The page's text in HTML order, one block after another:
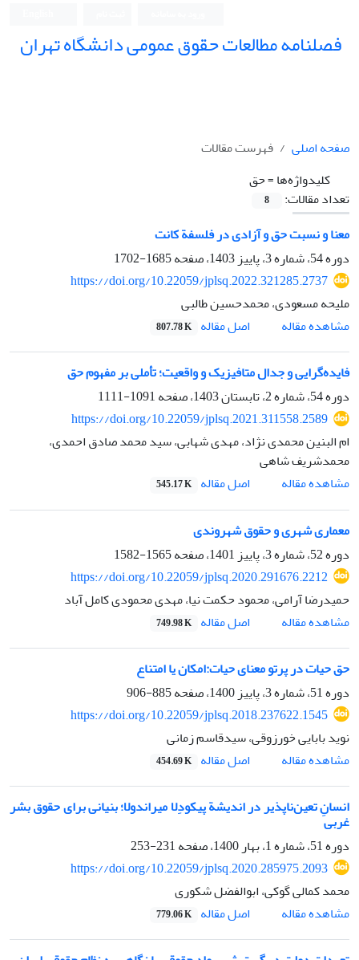
فصلنامه مطالعات حقوق عمومی دانشگاه تهران
صفحه اصلی
فهرست مقالات
کلیدواژه‌ها =حق
تعداد مقالات:
8
معنا و نسبت حق و آزادی در فلسفة کانت
دوره 54، شماره 3، پاییز 1403، صفحه
1685-1702
https://doi.org/10.22059/jplsq.2022.321285.2737
ملیحه مسعودی، محمدحسین طالبی
مشاهده مقاله
اصل مقاله 807.78 K
فایده‌گرایی و جدال متافیزیک و واقعیت؛ تأملی بر مفهوم حق
دوره 54، شماره 2، تابستان 1403، صفحه
1091-1111
https://doi.org/10.22059/jplsq.2021.311558.2589
ام البنین محمدی نژاد، مهدی شهابی، سید محمد صادق احمدی،
محمدشریف شاهی
مشاهده مقاله
اصل مقاله 545.17 K
معماری شهری و حقوق شهروندی
دوره 52، شماره 3، پاییز 1401، صفحه
1565-1582
https://doi.org/10.22059/jplsq.2020.291676.2212
حمیدرضا آرامی، محمود حکمت نیا، مهدی محمودی کامل آباد
مشاهده مقاله
اصل مقاله 749.98 K
حق حیات در پرتو معنای حیات:امکان یا امتناع
دوره 51، شماره 3، پاییز 1400، صفحه
885-906
https://doi.org/10.22059/jplsq.2018.237622.1545
نوید بابایی خورزوقی، سیدقاسم زمانی
مشاهده مقاله
اصل مقاله 454.69 K
انسانِ تعین‌ناپذیر در اندیشة پیکودِلا میراندولا؛ بنیانی برای حقوق بشر
غربی
دوره 51، شماره 1، بهار 1400، صفحه
231-253
https://doi.org/10.22059/jplsq.2020.285975.2093
محمد کمالی گوکی، ابوالفضل شکوری
مشاهده مقاله
اصل مقاله 779.06 K